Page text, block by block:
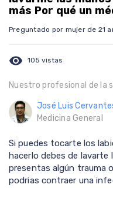
más Por qué un
Preguntado por mujer de 21
visibility 105 vistas
Nuestro profesional de la
José Luis
Medicina General
Si puedes tocarte los
hacerlo debes de lavarte
presentas algún trauma
podrias contraer una